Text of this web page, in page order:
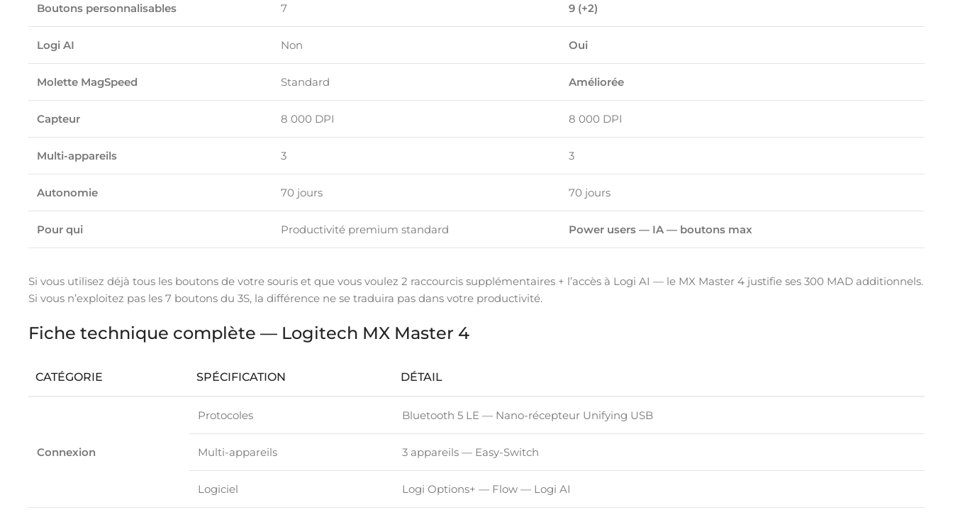
Boutons personnalisables 7 9 (+2)
Logi AI Non Oui
Molette MagSpeed Standard Améliorée
Capteur 8 000 DPI 8 000 DPI
Multi-appareils 3 3
Autonomie 70 jours 70 jours
Pour qui Productivité premium standard Power users — IA — boutons max
Si vous utilisez déjà tous les boutons de votre souris et que vous voulez 2 raccourcis supplémentaires + l’accès à Logi AI — le MX Master 4 justifie ses 300 MAD additionnels.
Si vous n’exploitez pas les 7 boutons du 3S, la différence ne se traduira pas dans votre productivité.
Fiche technique complète — Logitech MX Master 4
CATÉGORIE SPÉCIFICATION DÉTAIL
Connexion
Protocoles Bluetooth 5 LE — Nano-récepteur Unifying USB
Multi-appareils 3 appareils — Easy-Switch
Logiciel Logi Options+ — Flow — Logi AI